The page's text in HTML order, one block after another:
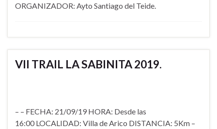
ORGANIZADOR: Ayto Santiago del Teide.
VII TRAIL LA SABINITA 2019.
– – FECHA: 21/09/19 HORA: Desde las
16:00 LOCALIDAD: Villa de Arico DISTANCIA: 5Km –